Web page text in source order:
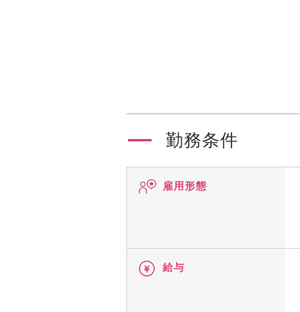
勤務条件
雇用形態
給与